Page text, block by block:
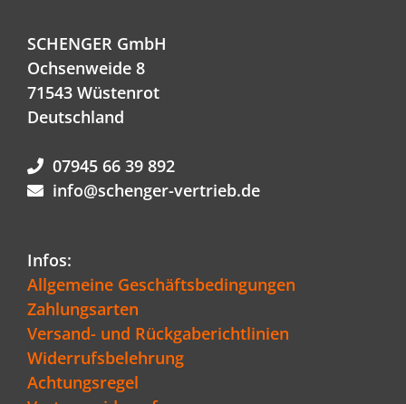
SCHENGER GmbH
Ochsenweide 8
71543 Wüstenrot
Deutschland
07945 66 39 892
info@schenger-vertrieb.de
Infos:
Allgemeine Geschäftsbedingungen
Zahlungsarten
Versand- und Rückgaberichtlinien
Widerrufsbelehrung
Achtungsregel